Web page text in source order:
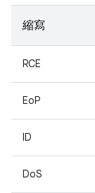
縮寫
RCE
EoP
ID
DoS